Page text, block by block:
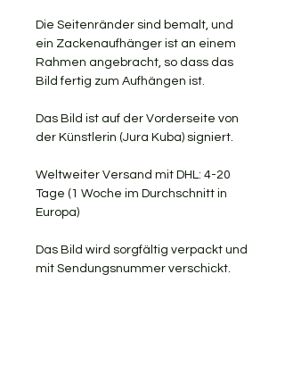
Die Seitenränder sind bemalt, und
ein Zackenaufhänger ist an einem
Rahmen angebracht, so dass das
Bild fertig zum Aufhängen ist.
Das Bild ist auf der Vorderseite von
der Künstlerin (Jura Kuba) signiert.
Weltweiter Versand mit DHL: 4-20
Tage (1 Woche im Durchschnitt in
Europa)
Das Bild wird sorgfältig verpackt und
mit Sendungsnummer verschickt.